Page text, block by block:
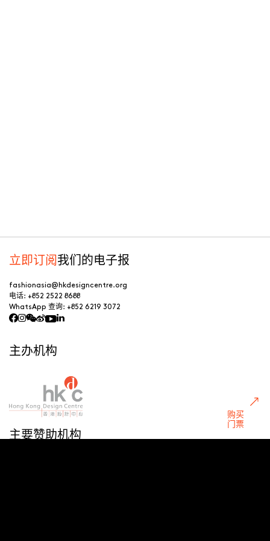
购买
门票
立即订阅我们的电子报
fashionasia@hkdesigncentre.org
电话: +852 2522 8688
WhatsApp 查询: +852 6219 3072
主办机构
主要赞助机构